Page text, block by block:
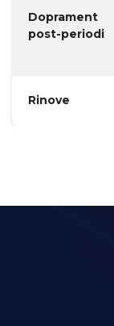
Doprament
post-periodi
Rinove